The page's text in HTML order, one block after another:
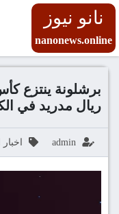
نانو نيوز
nanonews.online
برشلونة ينتزع
ريال مدريد في
admin